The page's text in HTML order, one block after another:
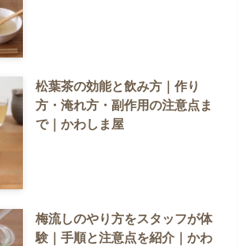
松葉茶の効能と飲み方｜作り
方・淹れ方・副作用の注意点ま
で｜かわしま屋
梅流しのやり方をスタッフが体
験｜手順と注意点を紹介｜かわ